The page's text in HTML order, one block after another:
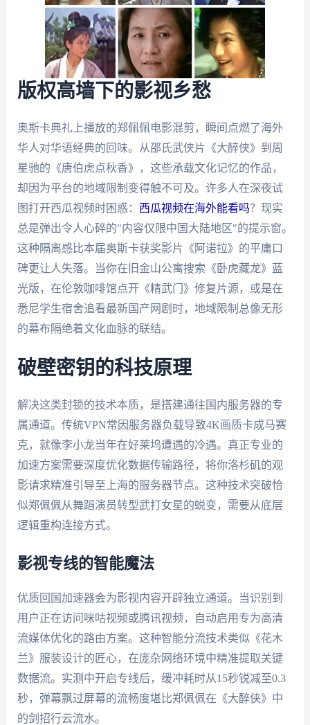
版权高墙下的影视乡愁
奥斯卡典礼上播放的郑佩佩电影混剪，瞬间点燃了海外
华人对华语经典的回味。从邵氏武侠片《大醉侠》到周
星驰的《唐伯虎点秋香》，这些承载文化记忆的作品，
却因为平台的地域限制变得触不可及。许多人在深夜试
图打开西瓜视频时困惑： 西瓜视频在海外能看吗？现实
总是弹出令人心碎的"内容仅限中国大陆地区"的提示窗。
这种隔离感比本届奥斯卡获奖影片《阿诺拉》的平庸口
碑更让人失落。当你在旧金山公寓搜索《卧虎藏龙》蓝
光版，在伦敦咖啡馆点开《精武门》修复片源，或是在
悉尼学生宿舍追看最新国产网剧时，地域限制总像无形
的幕布隔绝着文化血脉的联结。
破壁密钥的科技原理
解决这类封锁的技术本质，是搭建通往国内服务器的专
属通道。传统VPN常因服务器负载导致4K画质卡成马赛
克，就像李小龙当年在好莱坞遭遇的冷遇。真正专业的
加速方案需要深度优化数据传输路径，将你洛杉矶的观
影请求精准引导至上海的服务器节点。这种技术突破恰
似郑佩佩从舞蹈演员转型武打女星的蜕变，需要从底层
逻辑重构连接方式。
影视专线的智能魔法
优质回国加速器会为影视内容开辟独立通道。当识别到
用户正在访问咪咕视频或腾讯视频，自动启用专为高清
流媒体优化的路由方案。这种智能分流技术类似《花木
兰》服装设计的匠心，在庞杂网络环境中精准提取关键
数据流。实测中开启专线后，缓冲耗时从15秒锐减至0.3
秒，弹幕飘过屏幕的流畅度堪比郑佩佩在《大醉侠》中
的剑招行云流水。